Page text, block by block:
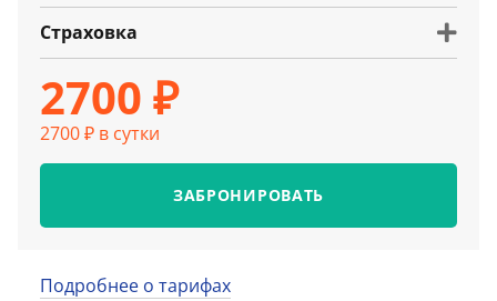
Страховка
2700 ₽
2700 ₽ в сутки
ЗАБРОНИРОВАТЬ
Подробнее о тарифах